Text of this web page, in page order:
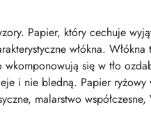
Papier, który cechuje
włókna. Włókna
się w tło
i nie bledną. Papier ryżowy
malarstwo